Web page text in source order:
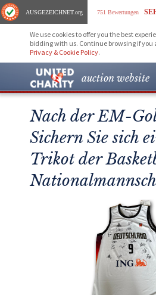
AUSGEZEICHNET.org 751 Bewertungen
We use cookies to offer you the best
bidding with us. Continue browsing if you
Privacy & Cookie Policy.
auction website
Nach der EM-
Sichern Sie sich
Trikot der